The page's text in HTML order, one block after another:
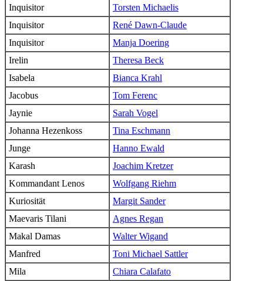
Inquisitor
Torsten Michaelis
Inquisitor
René Dawn-Claude
Inquisitor
Manja Doering
Irelin
Theresa Beck
Isabela
Bianca Krahl
Jacobus
Tom Ferenc
Jaynie
Sarah Vogel
Johanna Hezenkoss
Tina Eschmann
Junge
Hanno Ewald
Karash
Joachim Kretzer
Kommandant Lenos
Wolfgang Riehm
Kuriosität
Margit Sander
Maevaris Tilani
Agnes Regan
Makal Damas
Walter Wigand
Manfred
Toni Michael Sattler
Mila
Chiara Calafato